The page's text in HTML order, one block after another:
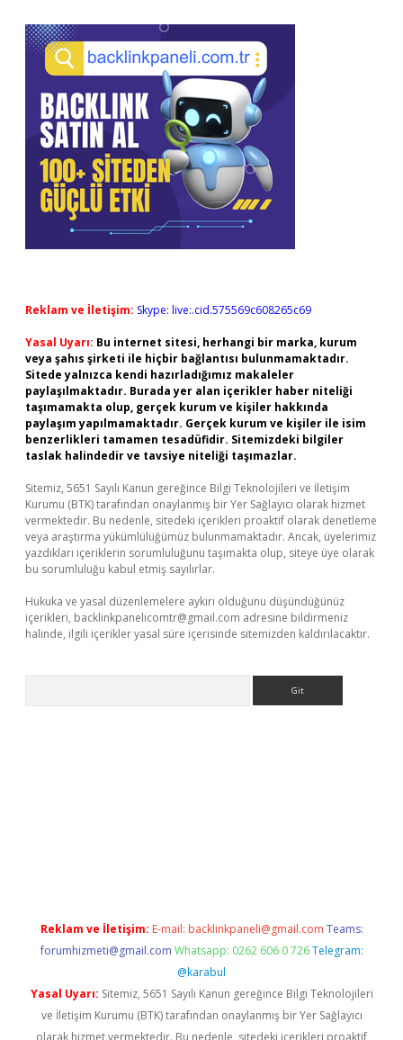
Reklam ve İletişim: Skype: live:.cid.575569c608265c69
Yasal Uyarı: Bu internet sitesi, herhangi bir marka, kurum
veya şahıs şirketi ile hiçbir bağlantısı bulunmamaktadır.
Sitede yalnızca kendi hazırladığımız makaleler
paylaşılmaktadır. Burada yer alan içerikler haber niteliği
taşımamakta olup, gerçek kurum ve kişiler hakkında
paylaşım yapılmamaktadır. Gerçek kurum ve kişiler ile isim
benzerlikleri tamamen tesadüfidir. Sitemizdeki bilgiler
taslak halindedir ve tavsiye niteliği taşımazlar.
Sitemiz, 5651 Sayılı Kanun gereğince Bilgi Teknolojileri ve İletişim
Kurumu (BTK) tarafından onaylanmış bir Yer Sağlayıcı olarak hizmet
vermektedir. Bu nedenle, sitedeki içerikleri proaktif olarak denetleme
veya araştırma yükümlülüğümüz bulunmamaktadır. Ancak, üyelerimiz
yazdıkları içeriklerin sorumluluğunu taşımakta olup, siteye üye olarak
bu sorumluluğu kabul etmiş sayılırlar.
Hukuka ve yasal düzenlemelere aykırı olduğunu düşündüğünüz
içerikleri, backlinkpanelicomtr@gmail.com adresine bildirmeniz
halinde, ilgili içerikler yasal süre içerisinde sitemizden kaldırılacaktır.
Reklam ve İletişim: E-mail: backlinkpaneli@gmail.com Teams:
forumhizmeti@gmail.com Whatsapp: 0262 606 0 726 Telegram:
@karabul
Yasal Uyarı: Sitemiz, 5651 Sayılı Kanun gereğince Bilgi Teknolojileri
ve İletişim Kurumu (BTK) tarafından onaylanmış bir Yer Sağlayıcı
olarak hizmet vermektedir. Bu nedenle, sitedeki içerikleri proaktif